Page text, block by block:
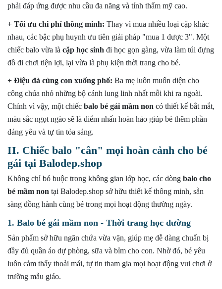
BLUE XB 3024
3. BALO HỌC SINH MẦM NON TIỂU HỌC XBAGS
DOLPHIN XB 3020
IV. Quy trình đặt mua balo bé gái mầm non tại
website
2. Bước 2: Nhận tư vấn kích thước phù hợp
3. Bước 3: Xác nhận đơn hàng và giao hàng toàn quốc
V. Bí quyết phối đồ cực xinh với balo bé gái mầm non tại
Balodep.shop
VI. Vì sao mẹ nên chọn mua balo bé gái mầm non tại
Balodep.shop?
VII. Kết luận – Đầu tư một lần, cùng con trải nghiệm mọi
hành trình thơ ấu
+ Mua lẻ hoặc làm Nhà phân phối/Đại lý bán hàng nhãn
5 cái]
+ May Balo–Túi xách–Đồng phục theo yêu cầu:
phải đáp ứng được nhu cầu đa năng và tính thẩm mỹ cao.
+ Tối ưu chi phí thông minh: Thay vì mua nhiều loại cặp khác
nhau, các bậc phụ huynh ưu tiên giải pháp "mua 1 được 3". Một
chiếc balo vừa là cặp học sinh đi học gọn gàng, vừa làm túi đựng
đồ đi chơi tiện lợi, lại vừa là phụ kiện thời trang cho bé.
+ Điệu đà cùng con xuống phố: Ba mẹ luôn muốn diện cho
công chúa nhỏ những bộ cánh lung linh nhất mỗi khi ra ngoài.
Chính vì vậy, một chiếc balo bé gái mầm non có thiết kế bắt mắt,
màu sắc ngọt ngào sẽ là điểm nhấn hoàn hảo giúp bé thêm phần
đáng yêu và tự tin tỏa sáng.
II. Chiếc balo "cân" mọi hoàn cảnh cho bé
gái tại Balodep.shop
Không chỉ bó buộc trong không gian lớp học, các dòng balo cho
bé mầm non tại Balodep.shop sở hữu thiết kế thông minh, sẵn
sàng đồng hành cùng bé trong mọi hoạt động thường ngày.
1. Balo bé gái mầm non - Thời trang học đường
Sản phẩm sở hữu ngăn chứa vừa vặn, giúp mẹ dễ dàng chuẩn bị
đầy đủ quần áo dự phòng, sữa và bỉm cho con. Nhờ đó, bé yêu
luôn cảm thấy thoải mái, tự tin tham gia mọi hoạt động vui chơi ở
trường mẫu giáo.